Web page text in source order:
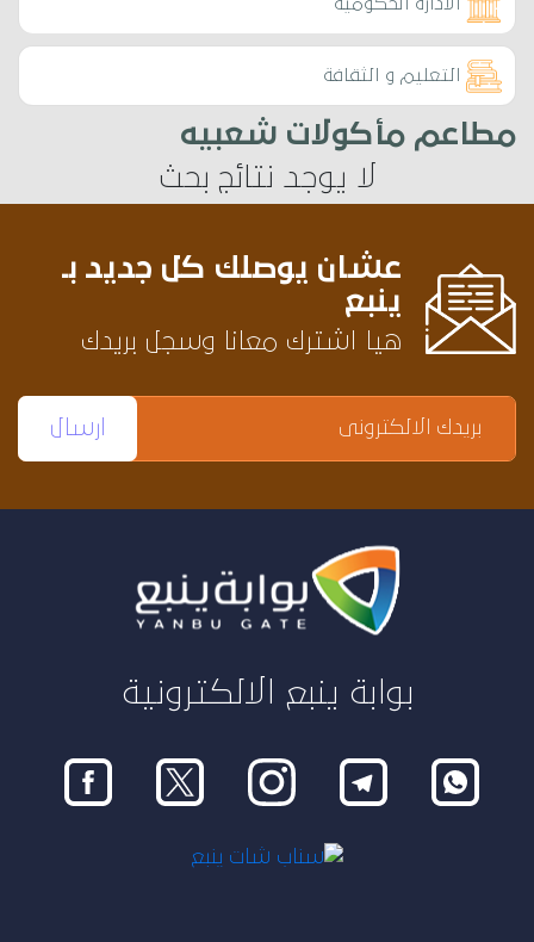
الادارة الحكومية
التعليم و الثقافة
مطاعم مأكولات شعبيه
لا يوجد نتائج بحث
عشان يوصلك كل جديد بـ
ينبع
هيا اشترك معانا وسجل بريدك
بوابة ينبع الالكترونية